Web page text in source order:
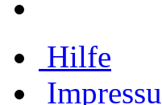
Hilfe